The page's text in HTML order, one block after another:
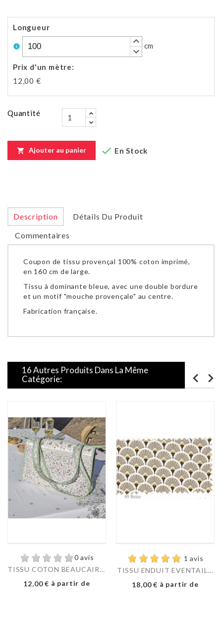
Longueur
info
keyboard_arrow_up
keyboard_arrow_down
cm
Prix d'un mètre:
12,00 €
Quantité
 Ajouter au panier  En Stock
Description
Détails Du Produit
Commentaires
Coupon de tissu provençal 100% coton imprimé,
en 160 cm de large.
Tissu à dominante bleue, avec une double bordure
et un motif "mouche provençale" au centre.
Fabrication française.
16 Autres Produits Dans La Même
Catégorie:
0 avis
TISSU COTON BEAUCAIRE...
Prix
12,00 € à partir de
1 avis
TISSU ENDUIT EVENTAIL...
Prix
18,00 € à partir de